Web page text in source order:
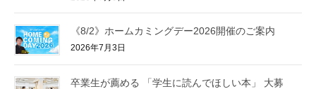
《8/2》ホームカミングデー2026開催のご案内
2026年7月3日
卒業生が薦める 「学生に読んでほしい本」 大募